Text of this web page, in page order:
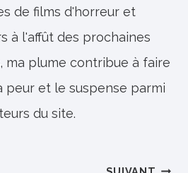
de films d'horreur et
à l'affût des prochaines
ma plume contribue à faire
peur et le suspense parmi
du site.